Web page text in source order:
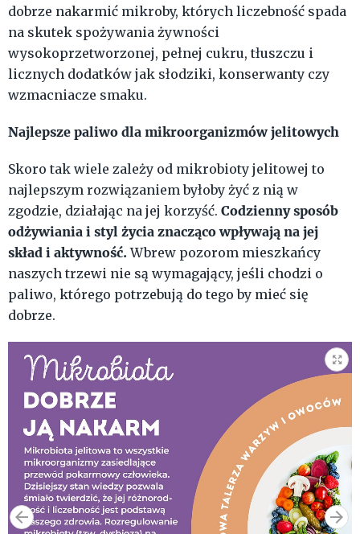
dobrze nakarmić mikroby, których liczebność spada
na skutek spożywania żywności
wysokoprzetworzonej, pełnej cukru, tłuszczu i
licznych dodatków jak słodziki, konserwanty czy
wzmacniacze smaku.
Najlepsze paliwo dla mikroorganizmów jelitowych
Skoro tak wiele zależy od mikrobioty jelitowej to
najlepszym rozwiązaniem byłoby żyć z nią w
zgodzie, działając na jej korzyść. Codzienny sposób
odżywiania i styl życia znacząco wpływają na jej
skład i aktywność.Wbrew pozorom mieszkańcy
naszych trzewi nie są wymagający, jeśli chodzi o
paliwo, którego potrzebują do tego by mieć się
dobrze.